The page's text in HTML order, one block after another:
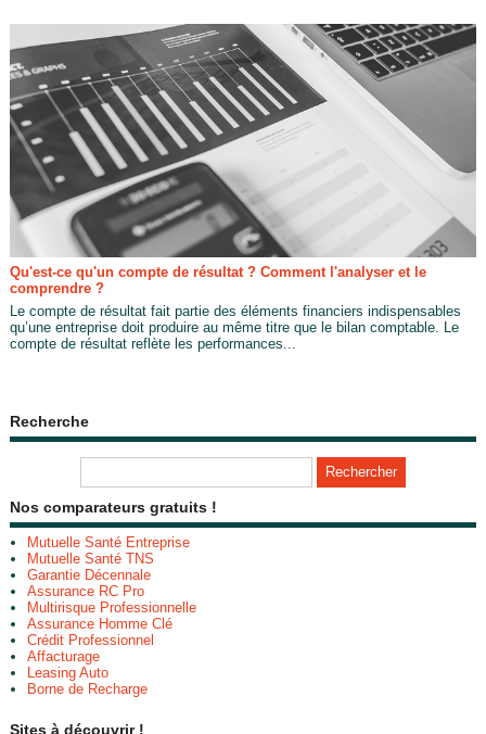
Qu'est-ce qu'un compte de résultat ? Comment l'analyser et le
comprendre ?
Le compte de résultat fait partie des éléments financiers indispensables
qu’une entreprise doit produire au même titre que le bilan comptable. Le
compte de résultat reflète les performances...
Recherche
Nos comparateurs gratuits !
Mutuelle Santé Entreprise
Mutuelle Santé TNS
Garantie Décennale
Assurance RC Pro
Multirisque Professionnelle
Assurance Homme Clé
Crédit Professionnel
Affacturage
Leasing Auto
Borne de Recharge
Sites à découvrir !